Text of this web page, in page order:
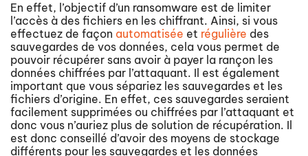
En effet, l’objectif d’un ransomware est de limiter
l’accès à des fichiers en les chiffrant. Ainsi, si vous
effectuez de façon automatisée et régulière des
sauvegardes de vos données, cela vous permet de
pouvoir récupérer sans avoir à payer la rançon les
données chiffrées par l’attaquant. Il est également
important que vous sépariez les sauvegardes et les
fichiers d’origine. En effet, ces sauvegardes seraient
facilement supprimées ou chiffrées par l’attaquant et
donc vous n’auriez plus de solution de récupération. Il
est donc conseillé d’avoir des moyens de stockage
différents pour les sauvegardes et les données